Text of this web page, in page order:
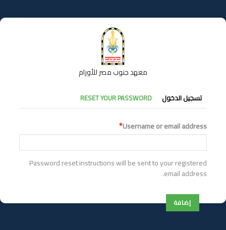
إلى
المحتوى
معهد جنوب مصر للأورام
التبويبات
الأساسية
تسجيل الدخول RESET YOUR PASSWORD
Username or email address
Password reset instructions will be sent to your registered
email address.